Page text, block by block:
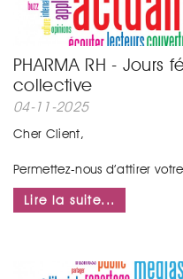
PHARMA RH - Jours
collective
04-11-2025
Cher Client,
Permettez-nous d’attirer
Lire la suite...